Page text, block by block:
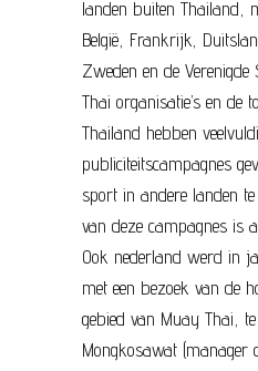
landen buiten Thailand,
België, Frankrijk,
Zweden en de Verenigde
Thai organisatie’s en de
Thailand hebben
publiciteitscampagnes
sport in andere landen
van deze campagnes is
Ook nederland werd in
met een bezoek van de
gebied van Muay Thai,
Mongkosawat (manager